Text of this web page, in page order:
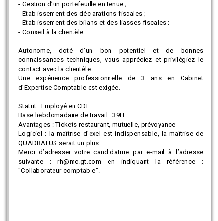
- Gestion d’un portefeuille en tenue ;
- Etablissement des déclarations fiscales ;
- Etablissement des bilans et des liasses fiscales ;
- Conseil à la clientèle…
Autonome, doté d’un bon potentiel et de bonnes
connaissances techniques, vous appréciez et privilégiez le
contact avec la clientèle.
Une expérience professionnelle de 3 ans en Cabinet
d’Expertise Comptable est exigée.
Statut : Employé en CDI
Base hebdomadaire de travail : 39H
Avantages : Tickets restaurant, mutuelle, prévoyance
Logiciel : la maîtrise d’exel est indispensable, la maîtrise de
QUADRATUS serait un plus.
Merci d’adresser votre candidature par e-mail à l’adresse
suivante : rh@mc.gt.com en indiquant la référence :
"Collaborateur comptable".